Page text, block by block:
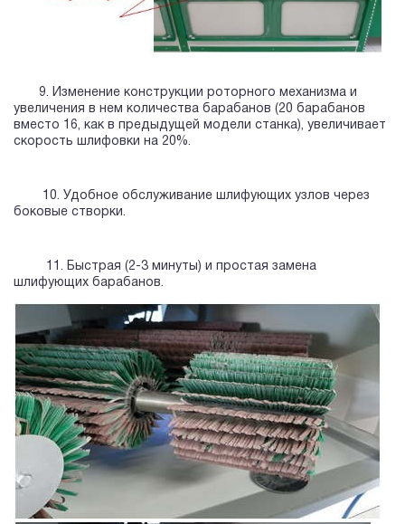
9. Изменение конструкции роторного механизма и
увеличения в нем количества барабанов (20 барабанов
вместо 16, как в предыдущей модели станка), увеличивает
скорость шлифовки на 20%.
10. Удобное обслуживание шлифующих узлов через
боковые створки.
11. Быстрая (2-3 минуты) и простая замена
шлифующих барабанов.